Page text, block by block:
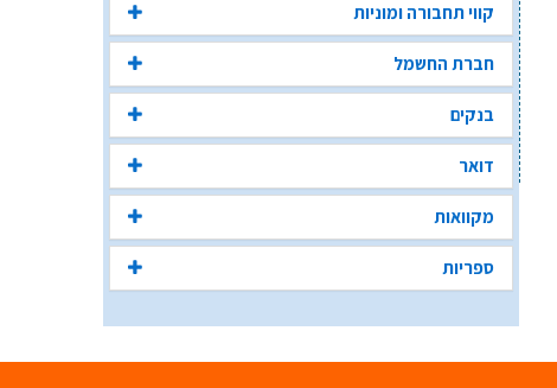
קווי תחבורה ומוניות
חברת החשמל
בנקים
דואר
מקוואות
ספריות